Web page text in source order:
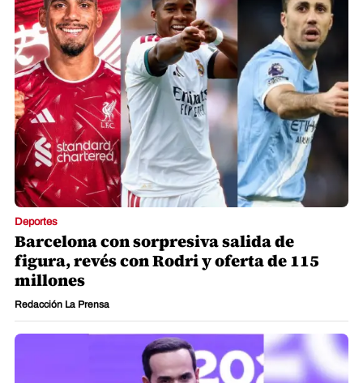
Deportes
Barcelona con sorpresiva salida de
figura, revés con Rodri y oferta de 115
millones
Redacción La Prensa